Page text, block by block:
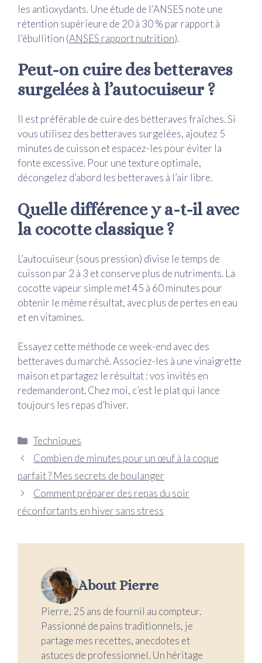
les antioxydants. Une étude de l’ANSES note une
rétention supérieure de 20 à 30 % par rapport à
l’ébullition (ANSES rapport nutrition).
Peut-on cuire des betteraves
surgelées à l’autocuiseur ?
Il est préférable de cuire des betteraves fraîches. Si
vous utilisez des betteraves surgelées, ajoutez 5
minutes de cuisson et espacez-les pour éviter la
fonte excessive. Pour une texture optimale,
décongelez d’abord les betteraves à l’air libre.
Quelle différence y a-t-il avec
la cocotte classique ?
L’autocuiseur (sous pression) divise le temps de
cuisson par 2 à 3 et conserve plus de nutriments. La
cocotte vapeur simple met 45 à 60 minutes pour
obtenir le même résultat, avec plus de pertes en eau
et en vitamines.
Essayez cette méthode ce week-end avec des
betteraves du marché. Associez-les à une vinaigrette
maison et partagez le résultat : vos invités en
redemanderont. Chez moi, c’est le plat qui lance
toujours les repas d’hiver.
Catégories
Techniques
Combien de minutes pour un œuf à la coque
parfait ? Mes secrets de boulanger
Comment préparer des repas du soir
réconfortants en hiver sans stress
About Pierre
Pierre, 25 ans de fournil au compteur.
Passionné de pains traditionnels, je
partage mes recettes, anecdotes et
astuces de professionnel. Un héritage